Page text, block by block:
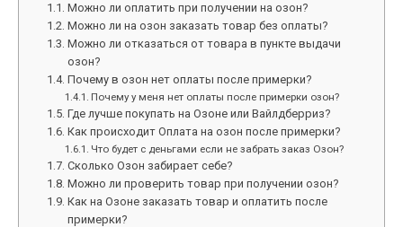
Можно ли оплатить при получении на озон?
Можно ли на озон заказать товар без оплаты?
Можно ли отказаться от товара в пункте выдачи
озон?
Почему в озон нет оплаты после примерки?
Почему у меня нет оплаты после примерки озон?
Где лучше покупать на Озоне или Вайлдберриз?
Как происходит Оплата на озон после примерки?
Что будет с деньгами если не забрать заказ Озон?
Сколько Озон забирает себе?
Можно ли проверить товар при получении озон?
Как на Озоне заказать товар и оплатить после
примерки?